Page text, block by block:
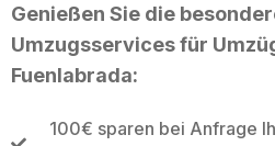
Genießen Sie die
Umzugsservices für
Fuenlabrada:
100€ sparen bei Anfrage